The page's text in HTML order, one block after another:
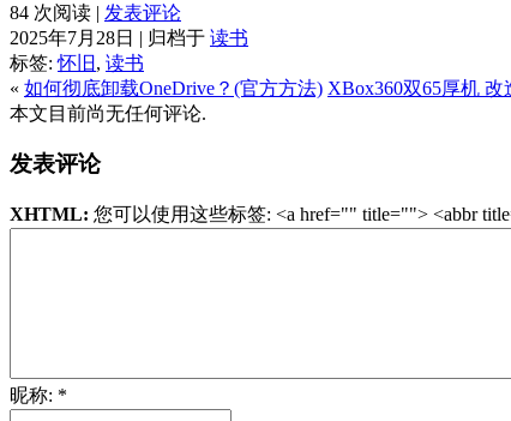
84 次阅读 | 发表评论
2025年7月28日 | 归档于 读书
标签:怀旧 , 读书
« 如何彻底卸载OneDrive？(官方方法) XBox360双65厚机
本文目前尚无任何评论.
发表评论
XHTML: 您可以使用这些标签: <a href="" title=""> <abbr
昵称: *